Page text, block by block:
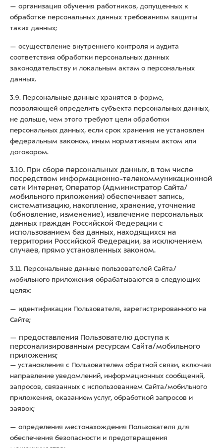
— организация обучения работников, допущенных к
обработке персональных данных требованиям защиты
таких данных;
— осуществление внутреннего контроля и аудита
соответствия обработки персональных данных
законодательству и локальным актам о персональных
данных.
3.9. Персональные данные хранятся в форме,
позволяющей определить субъекта персональных данных,
не дольше, чем этого требуют цели обработки
персональных данных, если срок хранения не установлен
федеральным законом, иным нормативным актом или
договором.
3.10. При сборе персональных данных, в том числе
посредством информационно-телекоммуникационной
сети Интернет, Оператор (Администратор Сайта/
мобильного приложения) обеспечивает запись,
систематизацию, накопление, хранение, уточнение
(обновление, изменение), извлечение персональных
данных граждан Российской Федерации с
использованием баз данных, находящихся на
территории Российской Федерации, за исключением
случаев, прямо установленных законом.
3.11. Персональные данные пользователей Сайта/
мобильного приложения обрабатываются в следующих
целях:
— идентификации Пользователя, зарегистрированного на
Сайте;
— предоставления Пользователю доступа к
персонализированным ресурсам Сайта/мобильного
приложения;
— установления с Пользователем обратной связи, включая
направление уведомлений, информационных сообщений,
запросов, связанных с использованием Сайта/мобильного
приложения, оказанием услуг, обработкой запросов и
заявок;
— определения местонахождения Пользователя для
обеспечения безопасности и предотвращения